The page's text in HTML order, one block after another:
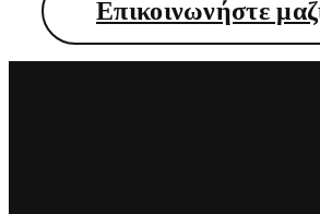
Επικοινωνήστε